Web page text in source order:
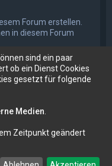
Forum erstellen.
in diesem Forum
nicht ändern.
nichtlöschen.
Forum erstellen.
FM-Audio - dein audiovisuelles Forum
sind ein paar
ob ein Dienst Cookies
gesetzt für folgende
Medien
Zeitpunkt geändert